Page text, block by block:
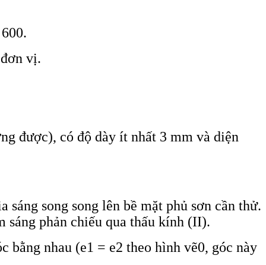
vị.
được), có độ dày ít nhất 3 mm và diện
song song lên bề mặt phủ sơn cần thử.
sáng phản chiếu qua thấu kính (II).
bằng nhau (e1 = e2 theo hình vẽ0, góc này